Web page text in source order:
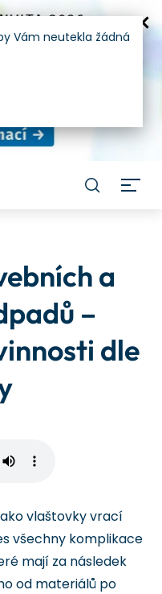
a
–
dle
vlaštovky vrací
všechny komplikace
mají za následek
od materiálů po
Vám neutekla žádná